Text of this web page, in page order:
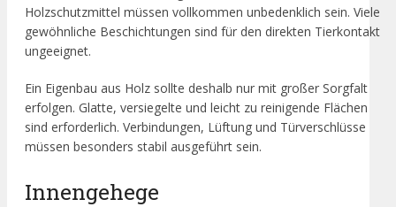
Holzschutzmittel müssen vollkommen unbedenklich sein. Viele
gewöhnliche Beschichtungen sind für den direkten Tierkontakt
ungeeignet.
Ein Eigenbau aus Holz sollte deshalb nur mit großer Sorgfalt
erfolgen. Glatte, versiegelte und leicht zu reinigende Flächen
sind erforderlich. Verbindungen, Lüftung und Türverschlüsse
müssen besonders stabil ausgeführt sein.
Innengehege